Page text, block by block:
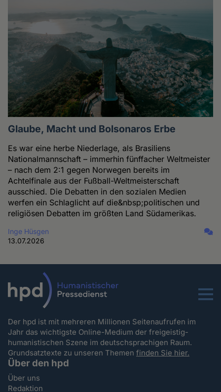
Glaube, Macht und Bolsonaros Erbe
Es war eine herbe Niederlage, als Brasiliens
Nationalmannschaft – immerhin fünffacher Weltmeister
– nach dem 2:1 gegen Norwegen bereits im
Achtelfinale aus der Fußball-Weltmeisterschaft
ausschied. Die Debatten in den sozialen Medien
werfen ein Schlaglicht auf die&nbsp;politischen und
religiösen Debatten im größten Land Südamerikas.
Inge Hüsgen
13.07.2026
Menu
Der hpd ist mit mehreren Millionen Seitenaufrufen im
Jahr das wichtigste Online-Medium der freigeistig-
humanistischen Szene im deutschsprachigen Raum.
Grundsatztexte zu unseren Themenfinden Sie hier.
Über den hpd
Über uns
Redaktion